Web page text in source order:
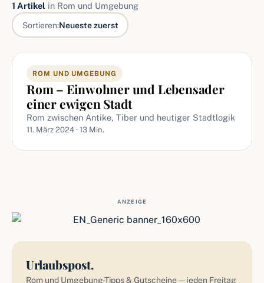
1 Artikel in Rom und Umgebung
Sortieren:Neueste zuerst
Artikel in Rom und Umgebung
ROM UND UMGEBUNG
Rom – Einwohner und Lebensader
einer ewigen Stadt
Rom zwischen Antike, Tiber und heutiger Stadtlogik
11. März 2024 · 13 Min.
ANZEIGE
Urlaubspost.
Rom und Umgebung-Tipps & Gutscheine — jeden Freitag